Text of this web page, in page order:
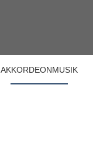
AKKORDEONMUSIK